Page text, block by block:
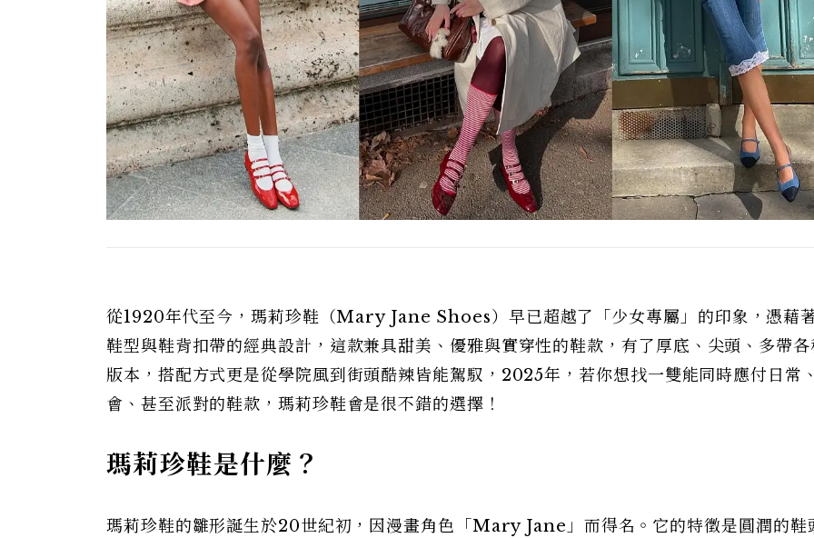
從1920年代至今，瑪莉珍鞋（Mary Jane Shoes）早已超越了「少女專屬」的印象，憑藉
鞋型與鞋背扣帶的經典設計，這款兼具甜美、優雅與實穿性的鞋款，有了厚底、尖頭、多帶各
版本，搭配方式更是從學院風到街頭酷辣皆能駕馭，2025年，若你想找一雙能同時應付日常
會、甚至派對的鞋款，瑪莉珍鞋會是很不錯的選擇！
瑪莉珍鞋是什麼？
瑪莉珍鞋的雛形誕生於20世紀初，因漫畫角色「Mary Jane」而得名。它的特徵是圓潤的鞋